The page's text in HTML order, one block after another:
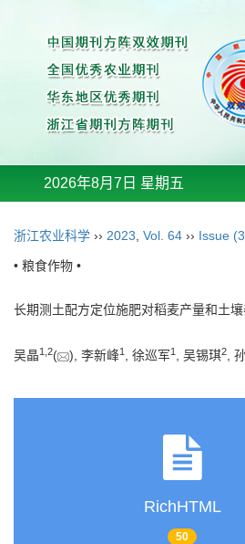
2026年8月7日 星期五
浙江农业科学 ›› 2023 Vol. 64 ›› Issue
• 粮食作物 •
长期测土配方定位施肥对稻麦产量和土
吴晶1 2( ), 李新峰1 , 徐巡军1 , 吴锡琪2,
RichHTML
50